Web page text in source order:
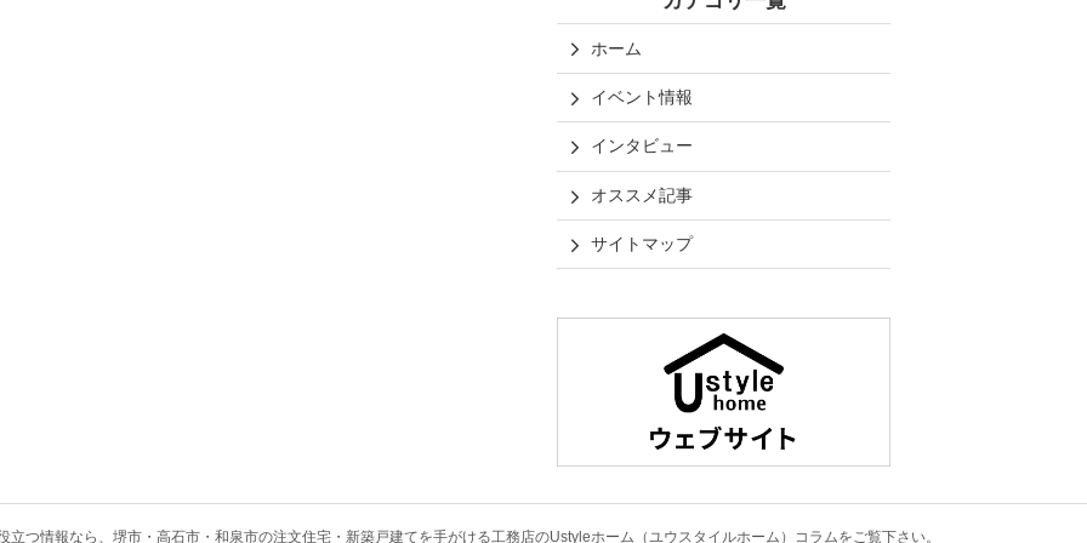
ホーム
イベント情報
インタビュー
オススメ記事
サイトマップ
立つ情報なら、 堺市・高石市・和泉市の注文住宅・新築戸建てを手がける工務店のUstyleホーム（ユウスタイルホーム）コラムをご覧下さい。